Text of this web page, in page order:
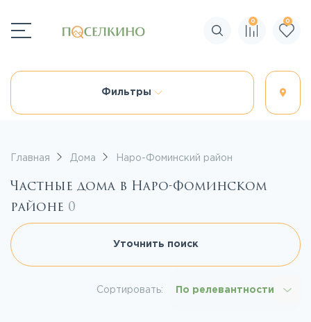
Поиск по сайту
0 0
Фильтры
Главная Дома Наро-Фоминский район
Частные дома в Наро-Фоминском
районе 0
Уточнить поиск
Сортировать: По релевантности